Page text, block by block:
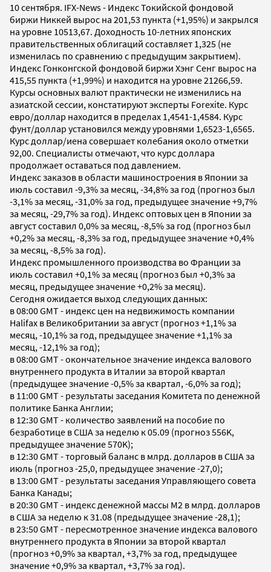
10 сентября. IFX-News - Индекс Токийской фондовой
биржи Никкей вырос на 201,53 пункта (+1,95%) и закрылся
на уровне 10513,67. Доходность 10-летних японских
правительственных облигаций составляет 1,325 (не
изменилась по сравнению с предыдущим закрытием).
Индекс Гонконгской фондовой биржи Хэнг Сенг вырос на
415,55 пункта (+1,99%) и находится на уровне 21266,59.
Курсы основных валют практически не изменились на
азиатской сессии, констатируют эксперты Forexite. Курс
евро/доллар находится в пределах 1,4541-1,4584. Курс
фунт/доллар установился между уровнями 1,6523-1,6565.
Курс доллар/иена совершает колебания около отметки
92,00. Специалисты отмечают, что курс доллара
продолжает оставаться под давлением.
Индекс заказов в области машиностроения в Японии за
июль составил -9,3% за месяц, -34,8% за год (прогноз был
-3,1% за месяц, -31,0% за год, предыдущее значение +9,7%
за месяц, -29,7% за год). Индекс оптовых цен в Японии за
август составил 0,0% за месяц, -8,5% за год (прогноз был
+0,2% за месяц, -8,3% за год, предыдущее значение +0,4%
за месяц, -8,5% за год).
Индекс промышленного производства во Франции за
июль составил +0,1% за месяц (прогноз был +0,3% за
месяц, предыдущее значение +0,2% за месяц).
Сегодня ожидается выход следующих данных:
в 08:00 GMT - индекс цен на недвижимость компании
Halifax в Великобритании за август (прогноз +1,1% за
месяц, -10,1% за год, предыдущее значение +1,1% за
месяц, -12,1% за год);
в 08:00 GMT - окончательное значение индекса валового
внутреннего продукта в Италии за второй квартал
(предыдущее значение -0,5% за квартал, -6,0% за год);
в 11:00 GMT - результаты заседания Комитета по денежной
политике Банка Англии;
в 12:30 GMT - количество заявлений на пособие по
безработице в США за неделю к 05.09 (прогноз 556K,
предыдущее значение 570K);
в 12:30 GMT - торговый баланс в млрд. долларов в США за
июль (прогноз -25,0, предыдущее значение -27,0);
в 13:00 GMT - результаты заседания Управляющего совета
Банка Канады;
в 20:30 GMT - индекс денежной массы М2 в млрд. долларов
в США за неделю к 31.08 (предыдущее значение -28,1);
в 23:50 GMT - пересмотренное значение индекса валового
внутреннего продукта в Японии за второй квартал
(прогноз +0,9% за квартал, +3,7% за год, предыдущее
значение +0,9% за квартал, +3,7% за год).